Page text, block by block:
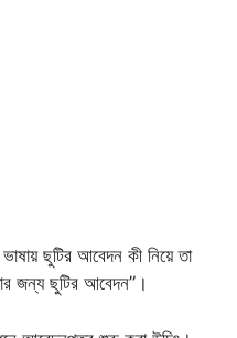
ছুটির আবেদন কী নিয়ে তা
জন্য ছুটির আবেদন”।